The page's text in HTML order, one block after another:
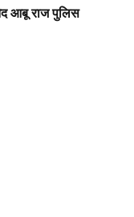
आबू राज पुलिस